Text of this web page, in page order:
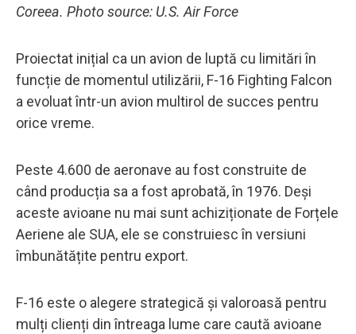
Coreea. Photo source: U.S. Air Force
Proiectat inițial ca un avion de luptă cu limitări în
funcție de momentul utilizării, F-16 Fighting Falcon
a evoluat într-un avion multirol de succes pentru
orice vreme.
Peste 4.600 de aeronave au fost construite de
când producția sa a fost aprobată, în 1976. Deși
aceste avioane nu mai sunt achiziționate de Forțele
Aeriene ale SUA, ele se construiesc în versiuni
îmbunătățite pentru export.
F-16 este o alegere strategică și valoroasă pentru
mulți clienți din întreaga lume care caută avioane